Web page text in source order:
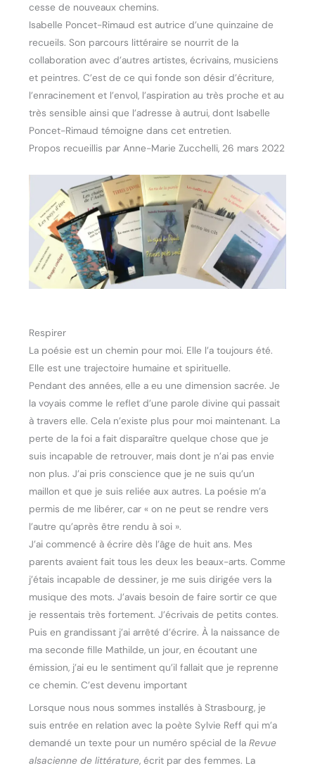
cesse de nouveaux chemins.
Isabelle Poncet-Rimaud est autrice d’une quinzaine de
recueils. Son parcours littéraire se nourrit de la
collaboration avec d’autres artistes, écrivains, musiciens
et peintres. C’est de ce qui fonde son désir d’écriture,
l’enracinement et l’envol, l’aspiration au très proche et au
très sensible ainsi que l’adresse à autrui, dont Isabelle
Poncet-Rimaud témoigne dans cet entretien.
Propos recueillis par Anne-Marie Zucchelli, 26 mars 2022
Respirer
La poésie est un chemin pour moi. Elle l’a toujours été.
Elle est une trajectoire humaine et spirituelle.
Pendant des années, elle a eu une dimension sacrée. Je
la voyais comme le reflet d’une parole divine qui passait
à travers elle. Cela n’existe plus pour moi maintenant. La
perte de la foi a fait disparaître quelque chose que je
suis incapable de retrouver, mais dont je n’ai pas envie
non plus. J’ai pris conscience que je ne suis qu’un
maillon et que je suis reliée aux autres. La poésie m’a
permis de me libérer, car « on ne peut se rendre vers
l’autre qu’après être rendu à soi ».
J’ai commencé à écrire dès l’âge de huit ans. Mes
parents avaient fait tous les deux les beaux-arts. Comme
j’étais incapable de dessiner, je me suis dirigée vers la
musique des mots. J’avais besoin de faire sortir ce que
je ressentais très fortement. J’écrivais de petits contes.
Puis en grandissant j’ai arrêté d’écrire. À la naissance de
ma seconde fille Mathilde, un jour, en écoutant une
émission, j’ai eu le sentiment qu’il fallait que je reprenne
ce chemin. C’est devenu important
Lorsque nous nous sommes installés à Strasbourg, je
suis entrée en relation avec la poète Sylvie Reff qui m’a
demandé un texte pour un numéro spécial de laRevue
alsacienne de littérature, écrit par des femmes. La